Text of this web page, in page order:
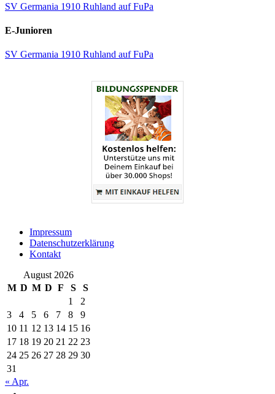
SV Germania 1910 Ruhland auf FuPa
E-Junioren
SV Germania 1910 Ruhland auf FuPa
Impressum
Datenschutzerklärung
Kontakt
August 2026
M D M D F S
S
1
2
3
4 5 6 7 8
9
10 11 12 13 14 15 16
17 18 19 20 21 22 23
24 25 26 27 28 29 30
31
« Apr.